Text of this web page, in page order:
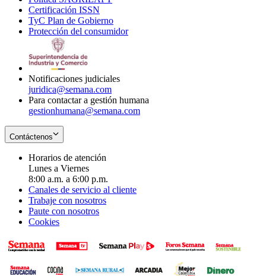
new
window
Certificación ISSN
in
new
TyC Plan de Gobierno
in
Protección del consumidorOpens
Notificaciones judiciales
juridica@semana.com
Para contactar a gestión humana
gestionhumana@semana.com
Contáctenos
Horarios de atención
Lunes a Viernes
8:00 a.m. a 6:00 p.m.
Canales de servicio al cliente
Trabaje con nosotros
Paute con nosotros
Cookies